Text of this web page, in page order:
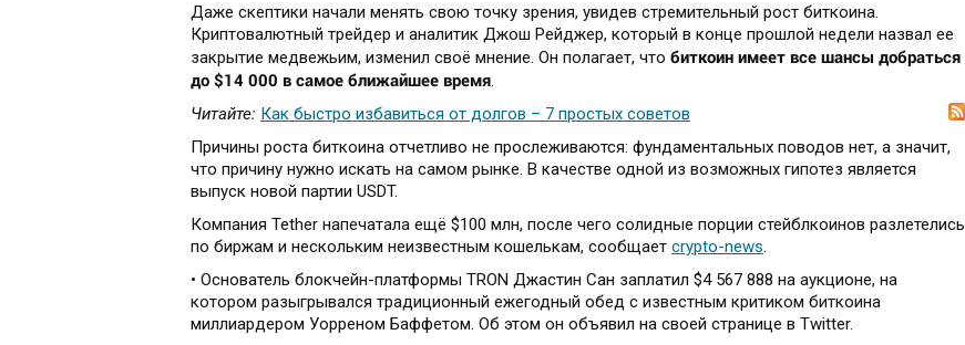
Даже скептики начали менять свою точку зрения, увидев стремительный рост биткоина.
Криптовалютный трейдер и аналитик Джош Рейджер, который в конце прошлой недели назвал ее
закрытие медвежьим, изменил своё мнение. Он полагает, что биткоин имеет все шансы добраться
до $14 000 в самое ближайшее время.
Читайте: Как быстро избавиться от долгов – 7 простых советов
Причины роста биткоина отчетливо не прослеживаются: фундаментальных поводов нет, а значит,
что причину нужно искать на самом рынке. В качестве одной из возможных гипотез является
выпуск новой партии USDT.
Компания Tether напечатала ещё $100 млн, после чего солидные порции стейблкоинов разлетелись
по биржам и нескольким неизвестным кошелькам, сообщает crypto-news.
• Основатель блокчейн-платформы TRON Джастин Сан заплатил $4 567 888 на аукционе, на
котором разыгрывался традиционный ежегодный обед с известным критиком биткоина
миллиардером Уорреном Баффетом. Об этом он объявил на своей странице в Twitter.